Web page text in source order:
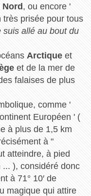
Nord, ou encore '
prisée pour tous
suis allé au bout du
Arctiqueet
et de la mer de
falaises de plus
comme '
Européen ' (
à plus de 1,5 km
à "
atteindre, à pied
), considéré donc
à 71° 10′ de
magique qui attire